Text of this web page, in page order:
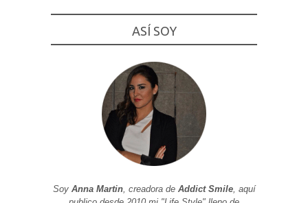
ASÍ SOY
Soy Anna Martin, creadora de Addict Smile, aquí
se usa la